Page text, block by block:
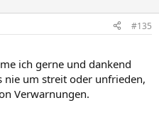
#135
ich gerne und dankend
um streit oder unfrieden,
Verwarnungen.